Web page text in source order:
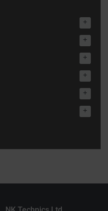
+
+
+
+
+
+